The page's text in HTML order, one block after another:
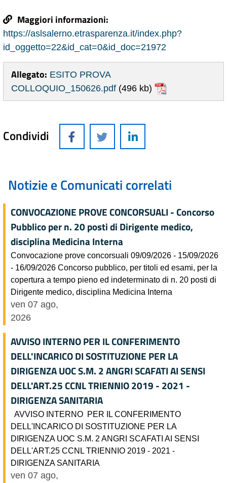
Maggiori informazioni:
https://aslsalerno.etrasparenza.it/index.php?
id_oggetto=22&id_cat=0&id_doc=21972
Allegato: ESITO PROVA
COLLOQUIO_150626.pdf (496 kb)
Condividi
Notizie e Comunicati correlati
CONVOCAZIONE PROVE CONCORSUALI - Concorso
Pubblico per n. 20 posti di Dirigente medico,
disciplina Medicina Interna
Convocazione prove concorsuali 09/09/2026 - 15/09/2026
- 16/09/2026 Concorso pubblico, per titoli ed esami, per la
copertura a tempo pieno ed indeterminato di n. 20 posti di
Dirigente medico, disciplina Medicina Interna
ven 07 ago,
2026
AVVISO INTERNO PER IL CONFERIMENTO
DELL'INCARICO DI SOSTITUZIONE PER LA
DIRIGENZA UOC S.M. 2 ANGRI SCAFATI AI SENSI
DELL'ART.25 CCNL TRIENNIO 2019 - 2021 -
DIRIGENZA SANITARIA
AVVISO INTERNO PER IL CONFERIMENTO
DELL'INCARICO DI SOSTITUZIONE PER LA
DIRIGENZA UOC S.M. 2 ANGRI SCAFATI AI SENSI
DELL'ART.25 CCNL TRIENNIO 2019 - 2021 -
DIRIGENZA SANITARIA
ven 07 ago,